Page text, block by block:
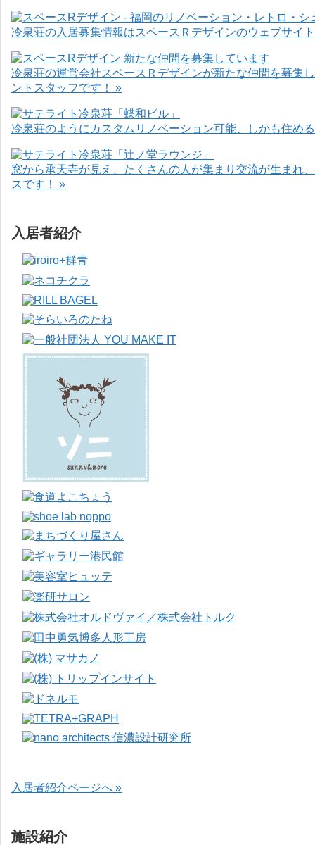
冷泉荘の入居募集情報はスペースＲデザインのウェブサイ
冷泉荘の運営会社スペースＲデザインが新たな仲間を募集
ントスタッフです！ »
冷泉荘のようにカスタムリノベーション可能、しかも住め
窓から承天寺が見え、たくさんの人が集まり交流が生まれ
スです！ »
入居者紹介
入居者紹介ページへ »
施設紹介